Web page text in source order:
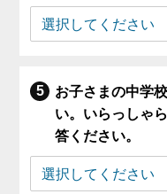
お子さまの中学
い。いらっしゃ
答ください。